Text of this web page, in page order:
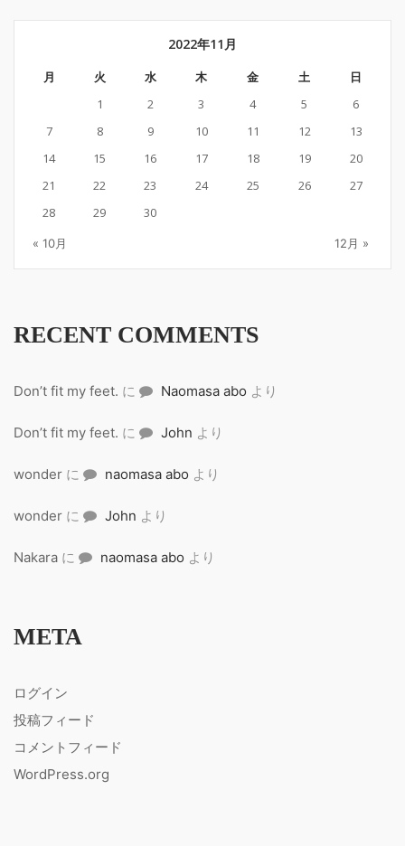
2022年11月
月 火 水 木 金 土
日
1
2 3 4 5
6
7
8 9 10 11 12
13
14
15 16 17 18 19
20
21
22 23 24 25 26
27
28
29 30
« 10月 12月 »
RECENT COMMENTS
Don’t fit my feet. に Naomasa abo より
Don’t fit my feet. に John より
wonder に naomasa abo より
wonder に John より
Nakara に naomasa abo より
META
ログイン
投稿フィード
コメントフィード
WordPress.org